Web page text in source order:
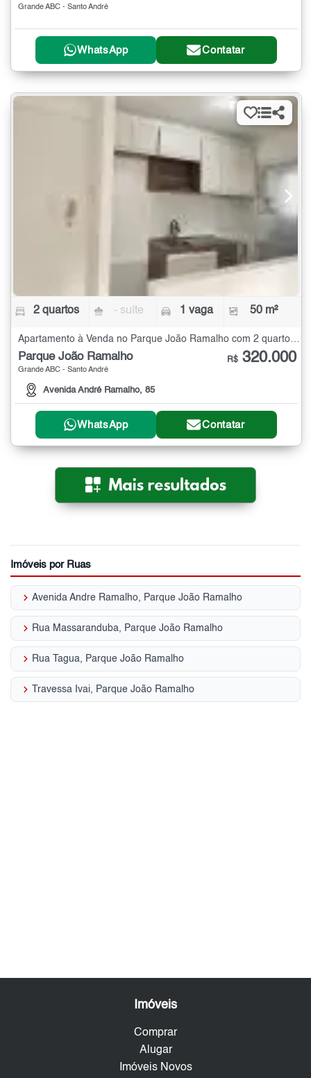
Grande ABC - Santo André
WhatsApp Contatar
2 quartos - suíte 1 vaga 50 m²
Apartamento à Venda no Parque João Ramalho com 2 quartos - 50 m²
Parque João Ramalho
Grande ABC - Santo André
Avenida André Ramalho, 85
R$ 320.000
WhatsApp Contatar
Imóveis por Ruas
keyboard_arrow_right Avenida Andre Ramalho, Parque João Ramalho
keyboard_arrow_right Rua Massaranduba, Parque João Ramalho
keyboard_arrow_right Rua Tagua, Parque João Ramalho
keyboard_arrow_right Travessa Ivai, Parque João Ramalho
Imóveis
Comprar
Alugar
Imóveis Novos